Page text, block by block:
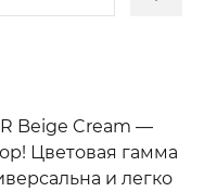
Beige Cream —
Цветовая гамма
и легко